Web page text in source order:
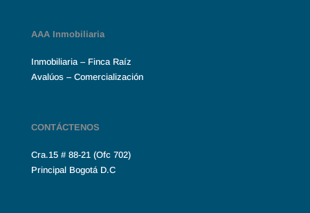
AAA Inmobiliaria
Inmobiliaria – Finca Raíz
Avalúos – Comercialización
CONTÁCTENOS
Cra.15 # 88-21 (Ofc 702)
Principal Bogotá D.C